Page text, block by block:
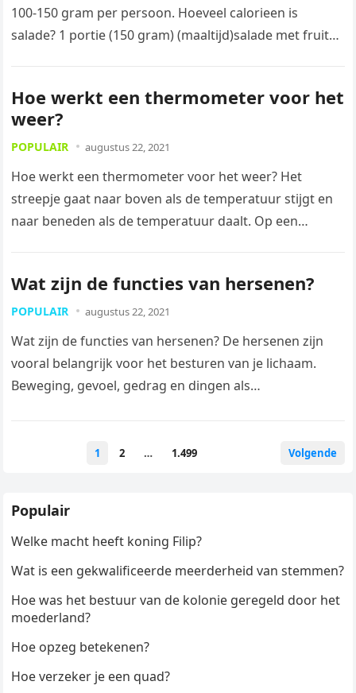
100-150 gram per persoon. Hoeveel calorieen is
salade? 1 portie (150 gram) (maaltijd)salade met fruit
Hoe werkt een thermometer voor het
weer?
POPULAIR augustus 22, 2021
Hoe werkt een thermometer voor het weer? Het
streepje gaat naar boven als de temperatuur stijgt en
naar beneden als de temperatuur daalt. Op een
Wat zijn de functies van hersenen?
POPULAIR augustus 22, 2021
Wat zijn de functies van hersenen? De hersenen zijn
vooral belangrijk voor het besturen van je lichaam.
Beweging, gevoel, gedrag en dingen als
1 2 … 1.499 Volgende
Populair
Welke macht heeft koning Filip?
Wat is een gekwalificeerde meerderheid van stemmen?
Hoe was het bestuur van de kolonie geregeld door het
moederland?
Hoe opzeg betekenen?
Hoe verzeker je een quad?